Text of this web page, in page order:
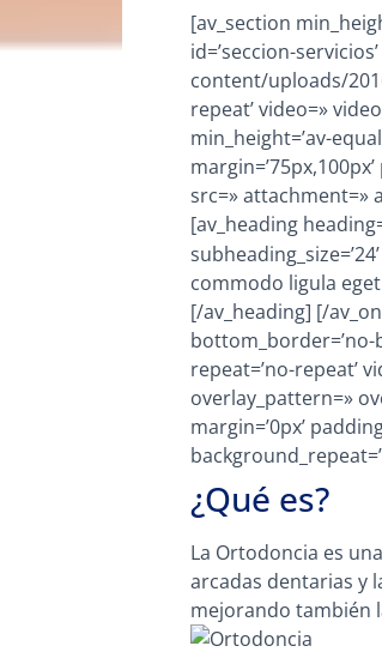
[av_section
id=’seccion-
content/uploads/
repeat’ video=»
min_height=’av-
src=» attachment=»
[av_heading
commodo ligula
[/av_heading] [/
bottom_border=’no-
repeat=’no-repeat’
overlay_pattern=»
margin=’0px’
¿Qué es?
La Ortodoncia es
arcadas dentarias y
mejorando también